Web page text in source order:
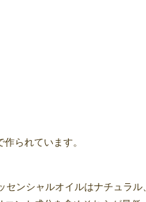
られています。
ンシャルオイルはナチュラル、